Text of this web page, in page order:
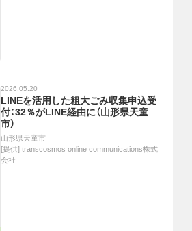
2026.05.20
LINEを活用した粗大ごみ収集申込受
付：32％がLINE経由に（山形県天童
市）
山形県天童市
[提供] transcosmos online communications株式
会社